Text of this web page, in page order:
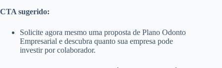
CTA sugerido:
Solicite agora mesmo uma proposta de Plano Odonto
Empresarial e descubra quanto sua empresa pode
investir por colaborador.